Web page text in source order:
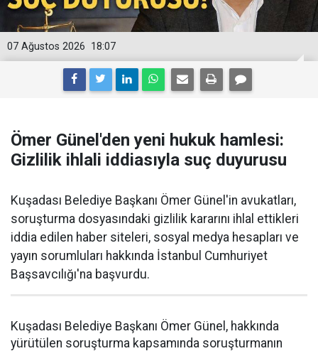
18:07
07 Ağustos 2026
Ömer Günel'den yeni hukuk hamlesi:
Gizlilik ihlali iddiasıyla suç duyurusu
Kuşadası Belediye Başkanı Ömer Günel'in avukatları,
soruşturma dosyasındaki gizlilik kararını ihlal ettikleri
iddia edilen haber siteleri, sosyal medya hesapları ve
yayın sorumluları hakkında İstanbul Cumhuriyet
Başsavcılığı'na başvurdu.
Kuşadası Belediye Başkanı Ömer Günel, hakkında
yürütülen soruşturma kapsamında soruşturmanın